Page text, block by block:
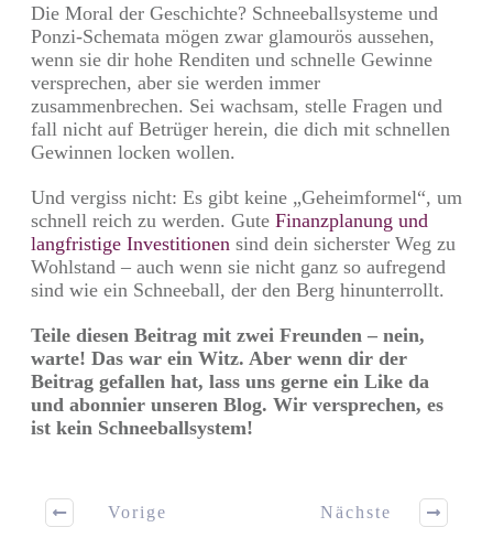
Die Moral der Geschichte? Schneeballsysteme und
Ponzi-Schemata mögen zwar glamourös aussehen,
wenn sie dir hohe Renditen und schnelle Gewinne
versprechen, aber sie werden immer
zusammenbrechen. Sei wachsam, stelle Fragen und
fall nicht auf Betrüger herein, die dich mit schnellen
Gewinnen locken wollen.
Und vergiss nicht: Es gibt keine „Geheimformel“, um
schnell reich zu werden. Gute Finanzplanung und
langfristige Investitionen sind dein sicherster Weg zu
Wohlstand – auch wenn sie nicht ganz so aufregend
sind wie ein Schneeball, der den Berg hinunterrollt.
Teile diesen Beitrag mit zwei Freunden – nein,
warte! Das war ein Witz. Aber wenn dir der
Beitrag gefallen hat, lass uns gerne ein Like da
und abonnier unseren Blog. Wir versprechen, es
ist kein Schneeballsystem!
Vorige Nächste